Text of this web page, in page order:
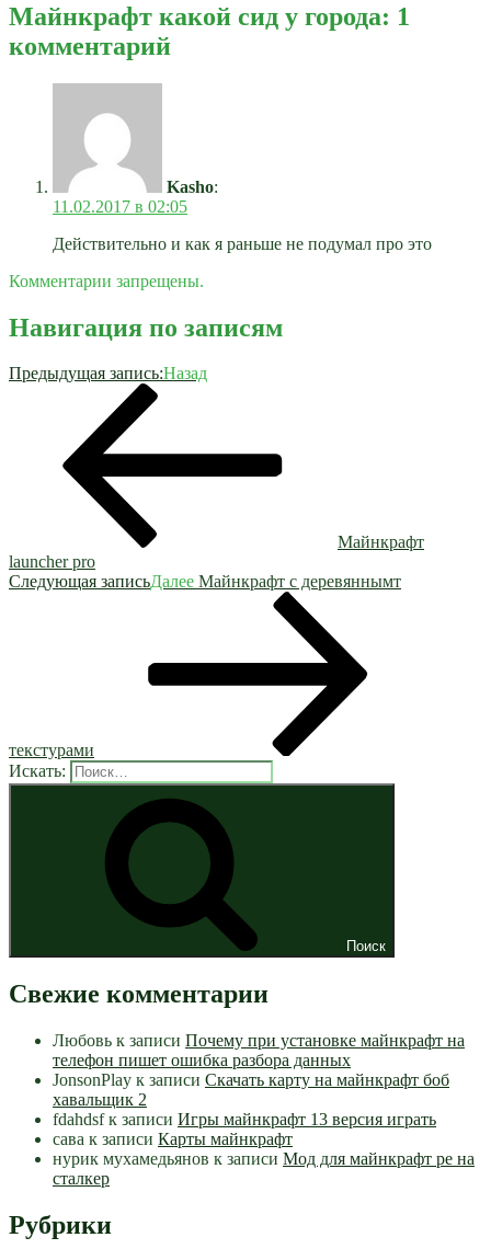
Майнкрафт какой сид у города: 1
комментарий
Kasho:
11.02.2017 в 02:05
Действительно и как я раньше не подумал про это
Комментарии запрещены.
Навигация по записям
Предыдущая запись:Назад
Майнкрафт
launcher pro
Следующая записьДалее Майнкрафт с деревяннымт
текстурами
Искать:
Поиск
Свежие комментарии
Любовь к записи Почему при установке майнкрафт на
телефон пишет ошибка разбора данных
JonsonPlay к записи Скачать карту на майнкрафт боб
хавальщик 2
fdahdsfк записи Игры майнкрафт 13 версия играть
сава к записи Карты майнкрафт
нурик мухамедьянов к записи Мод для майнкрафт pe на
сталкер
Рубрики